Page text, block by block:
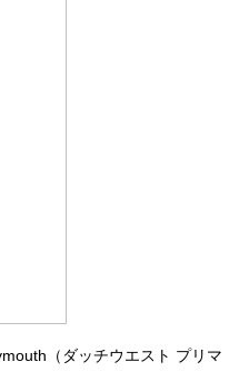
（ダッチウエスト プリマ